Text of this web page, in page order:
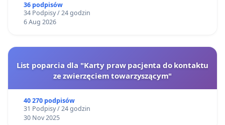
36 podpisów
34 Podpisy / 24 godzin
6 Aug 2026
List poparcia dla "Karty praw pacjenta do kontaktu
ze zwierzęciem towarzyszącym"
40 270 podpisów
31 Podpisy / 24 godzin
30 Nov 2025